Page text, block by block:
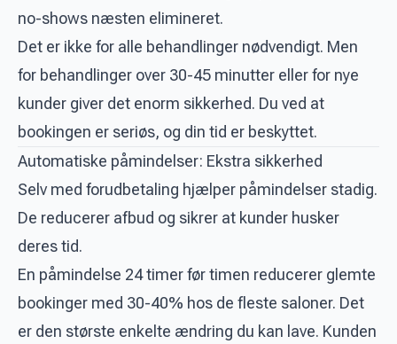
no-shows næsten elimineret.
Det er ikke for alle behandlinger nødvendigt. Men
for behandlinger over 30-45 minutter eller for nye
kunder giver det enorm sikkerhed. Du ved at
bookingen er seriøs, og din tid er beskyttet.
Automatiske påmindelser: Ekstra sikkerhed
Selv med forudbetaling hjælper påmindelser stadig.
De reducerer afbud og sikrer at kunder husker
deres tid.
En påmindelse 24 timer før timen reducerer glemte
bookinger med 30-40% hos de fleste saloner. Det
er den største enkelte ændring du kan lave. Kunden